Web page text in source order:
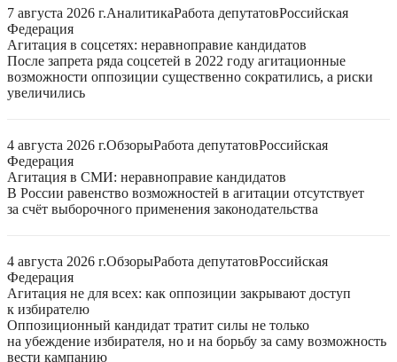
7 августа 2026 г.АналитикаРабота депутатовРоссийская
Федерация
Агитация в соцсетях: неравноправие кандидатов
После запрета ряда соцсетей в 2022 году агитационные
возможности оппозиции существенно сократились, а риски
увеличились
4 августа 2026 г.ОбзорыРабота депутатовРоссийская
Федерация
Агитация в СМИ: неравноправие кандидатов
В России равенство возможностей в агитации отсутствует
за счёт выборочного применения законодательства
4 августа 2026 г.ОбзорыРабота депутатовРоссийская
Федерация
Агитация не для всех: как оппозиции закрывают доступ
к избирателю
Оппозиционный кандидат тратит силы не только
на убеждение избирателя, но и на борьбу за саму возможность
вести кампанию